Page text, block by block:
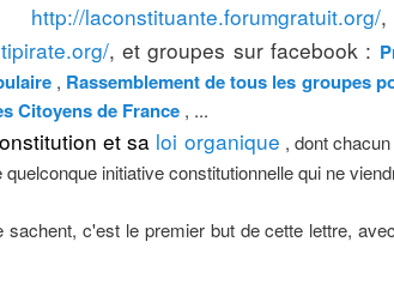
http://laconstituante.forumgratuit.org/,
, et groupes sur facebook :
, Rassemblement de tous les groupes
Citoyens de France , ...
et sa loi organique , dont
initiative constitutionnelle qui ne
c'est le premier but de cette lettre,